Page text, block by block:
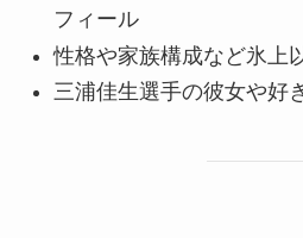
フィール
性格や家族構成など氷上
三浦佳生選手の彼女や好